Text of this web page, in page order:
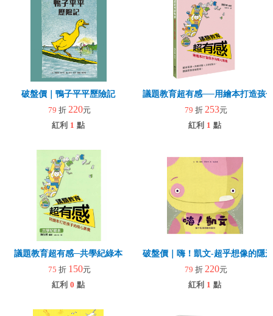
破盤價｜鴨子平平歷險記
79 折 220元
紅利 1 點
議題教育超有感──用繪本打造孩
79 折 253元
紅利 1 點
議題教育超有感─共學紀綠本
75 折 150元
紅利 0 點
破盤價｜嗨！凱文-超乎想像的隱
79 折 220元
紅利 1 點